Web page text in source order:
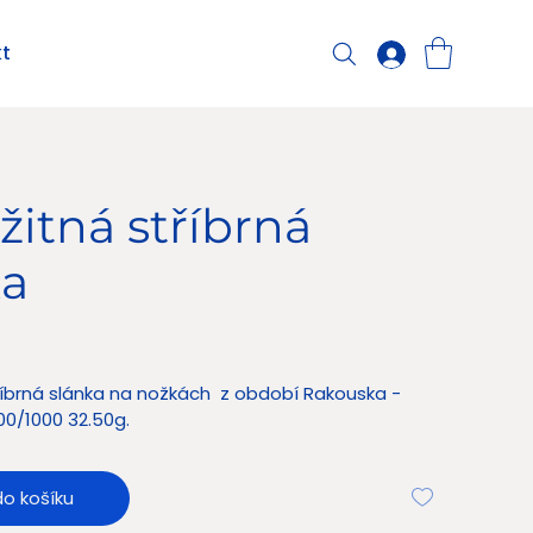
stříbrná
slánka na nožkách z období Rakouska -
1000 32.50g.
košíku